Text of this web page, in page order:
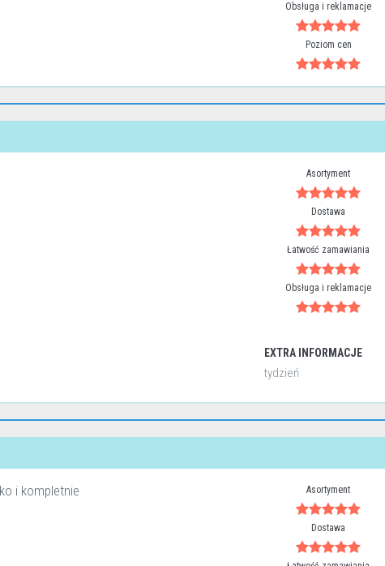
Obsługa i reklamacje
Poziom cen
Asortyment
Dostawa
Łatwość zamawiania
Obsługa i reklamacje
EXTRA INFORMACJE
tydzień
i kompletnie Asortyment
Dostawa